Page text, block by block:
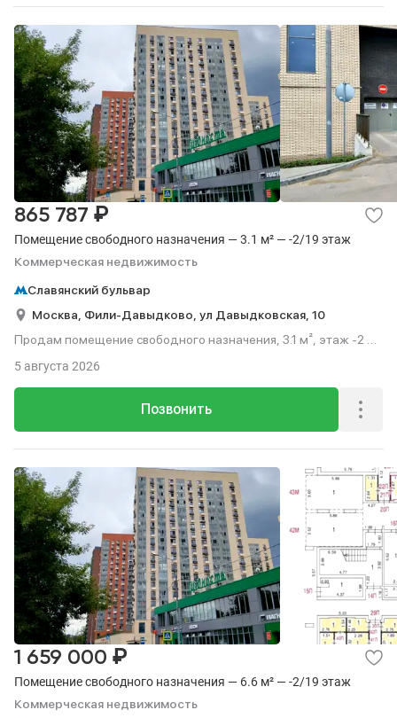
Помещение свободного назначения — 3.1 м² — -2/19 этаж
Коммерческая недвижимость
865 787 ₽
Славянский бульвар
Москва, Фили-Давыдково, ул Давыдковская, 10
Продам помещение свободного назначения, 3.1 м², этаж -2 из
Позвонить
5 августа 2026
Помещение свободного назначения — 6.6 м² — -2/19 этаж
Коммерческая недвижимость
1 659 000 ₽